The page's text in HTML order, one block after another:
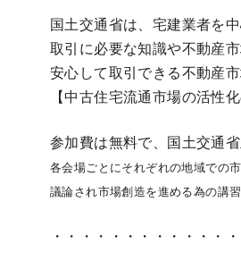
国土交通省は、宅建業者を
取引に必要な知識や不動産
安心して取引できる不動産
【中古住宅流通市場の活性
参加費は無料で、国土交通
各会場ごとにそれぞれの地域での
議論され市場創造を進める為の講習
・・・・・・・・・・・・